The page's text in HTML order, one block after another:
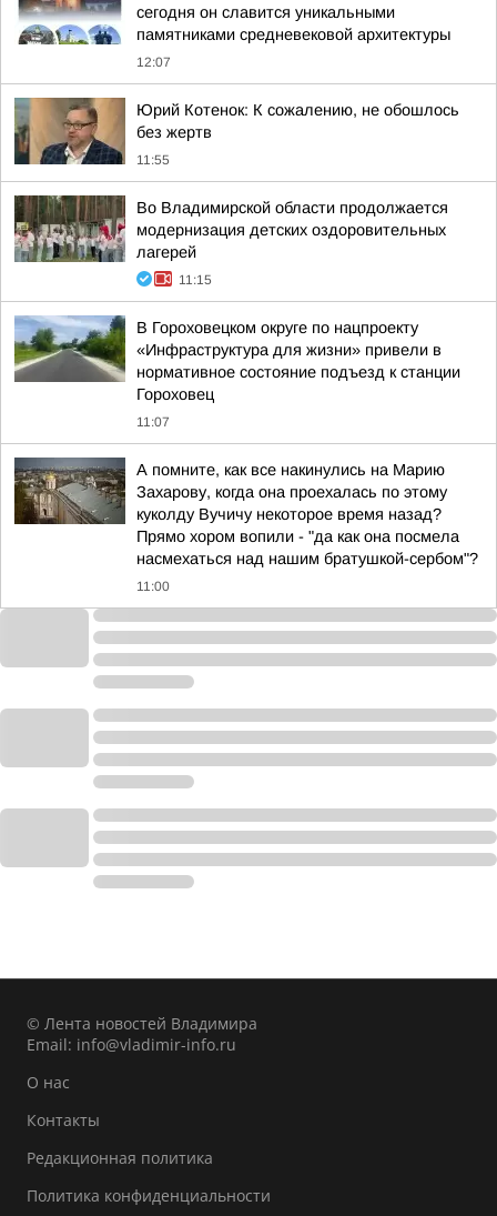
сегодня он славится уникальными
памятниками средневековой архитектуры
12:07
Юрий Котенок: К сожалению, не обошлось
без жертв
11:55
Во Владимирской области продолжается
модернизация детских оздоровительных
лагерей
11:15
В Гороховецком округе по нацпроекту
«Инфраструктура для жизни» привели в
нормативное состояние подъезд к станции
Гороховец
11:07
А помните, как все накинулись на Марию
Захарову, когда она проехалась по этому
куколду Вучичу некоторое время назад?
Прямо хором вопили - "да как она посмела
насмехаться над нашим братушкой-сербом"?
11:00
© Лента новостей Владимира
Email: info@vladimir-info.ru
О нас
Контакты
Редакционная политика
Политика конфиденциальности